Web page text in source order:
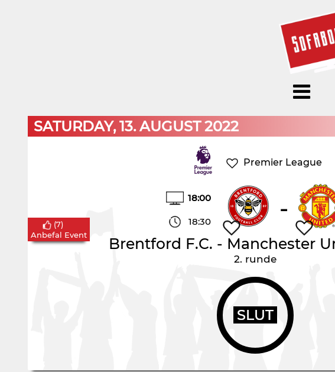
Menu
SATURDAY, 13. AUGUST 2022
Premier League
18:00
18:30 -
Brentford F.C. - Manchester
2. runde
SLUT
(7)
Anbefal Event